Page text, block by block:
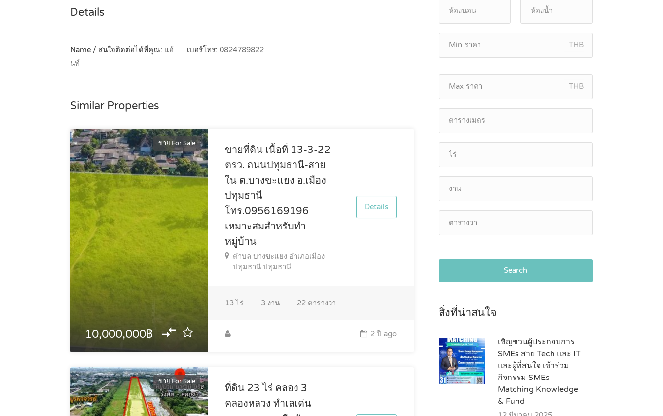
Details
Name / สนใจติดต่อได้ที่คุณ: แอ้
นท์
เบอร์โทร:0824789822
Similar Properties
ขาย For Sale
10,000,000฿
ขายที่ดิน เนื้อที่ 13-3-22
ตรว. ถนนปทุมธานี-สาย
ใน ต.บางขะแยง อ.เมือง
ปทุมธานี
โทร.0956169196
เหมาะสมสำหรับทำ
หมู่บ้าน
ตำบล บางขะแยง อำเภอเมือง
ปทุมธานี ปทุมธานี
Details
13ไร่ 3งาน 22ตารางวา
2 ปี ago
ขาย For Sale
ที่ดิน 23 ไร่ คลอง 3
คลองหลวง ทำเลเด่น
THB
THB
Search
สิ่งที่น่าสนใจ
เชิญชวนผู้ประกอบการ
SMEs สาย Tech และ IT
และผู้ที่สนใจ เข้าร่วม
กิจกรรม SMEs
Matching Knowledge
& Fund